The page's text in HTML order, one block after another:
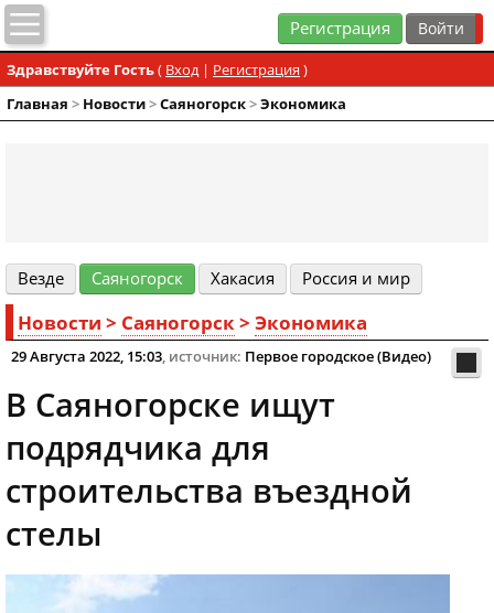
Регистрация
Здравствуйте Гость( Вход| Регистрация )
Главная > Новости>Cаяногорск>Экономика
Везде Cаяногорск Хакасия Россия и мир
Новости > Cаяногорск> Экономика
29 Августа 2022, 15:03, источник: Первое городское (Видео)
В Саяногорске ищут
подрядчика для
строительства въездной
стелы